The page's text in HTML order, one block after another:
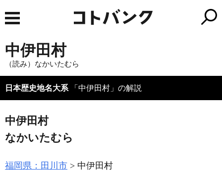
中伊田村
（読み）なかいたむら
日本歴史地名大系 「中伊田村」の解説
中伊田村
なかいたむら
福岡県：田川市 中伊田村